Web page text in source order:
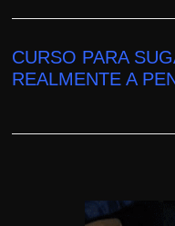
CURSO PARA
REALMENTE A